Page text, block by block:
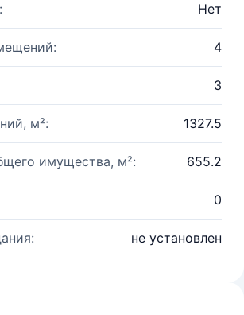
Нет
4
3
м²: 1327.5
имущества, м²: 655.2
0
не установлен